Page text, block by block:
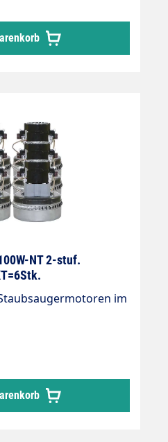
Doppelte Isolierung
NT 2-stuf.
im